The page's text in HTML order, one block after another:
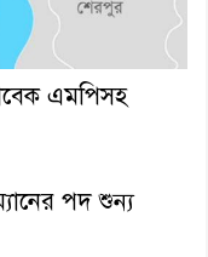
এমপিসহ
পদ শুন্য